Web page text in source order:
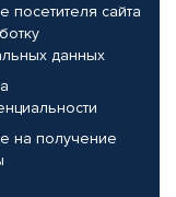
посетителя сайта
данных
на получение